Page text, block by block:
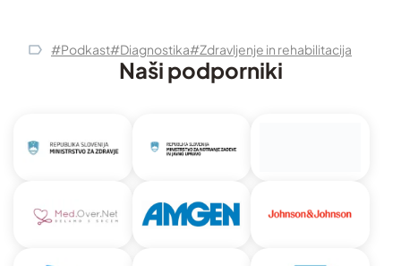
#Podkast#Diagnostika#Zdravljenje in rehabilitacija
Naši podporniki